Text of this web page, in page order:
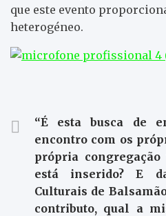
que este evento
heterogéneo.
“É esta busca de
encontro com os
própria
está inserido? E
Culturais de
contributo, qual a